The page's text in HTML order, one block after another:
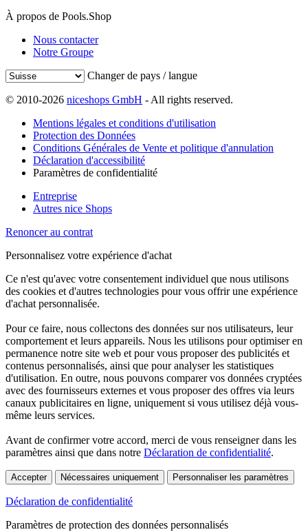
À propos de Pools.Shop
Nous contacter
Notre Groupe
Changer de pays / langue
© 2010-2026 niceshops GmbH - All rights reserved.
Mentions légales et conditions d'utilisation
Protection des Données
Conditions Générales de Vente et politique d'annulation
Déclaration d'accessibilité
Paramètres de confidentialité
Entreprise
Autres nice Shops
Renoncer au contrat
Personnalisez votre expérience d'achat
Ce n'est qu'avec votre consentement individuel que nous utilisons
des cookies et d'autres technologies pour vous offrir une expérience
d'achat personnalisée.
Pour ce faire, nous collectons des données sur nos utilisateurs, leur
comportement et leurs appareils. Nous les utilisons pour optimiser en
permanence notre site web et pour vous proposer des publicités et
contenus personnalisés, ainsi que pour analyser les statistiques
d'utilisation. En outre, nous pouvons comparer vos données cryptées
avec des fournisseurs externes et vous proposer des offres via leurs
canaux publicitaires en ligne, uniquement si vous utilisez déjà vous-
même leurs services.
Avant de confirmer votre accord, merci de vous renseigner dans les
paramètres ainsi que dans notre Déclaration de confidentialité.
Accepter Nécessaires uniquement Personnaliser les paramètres
Déclaration de confidentialité
Paramètres de protection des données personnalisés